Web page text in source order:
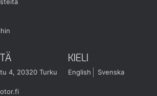
4, 20320 Turku
KIELI
English Svenska